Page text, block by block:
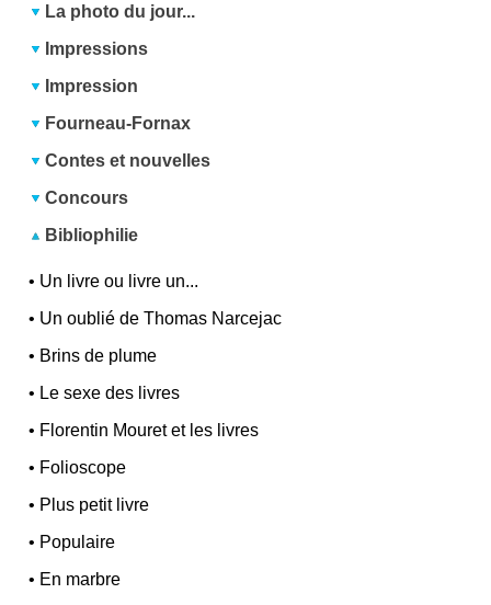
La photo du jour...
Impressions
Impression
Fourneau-Fornax
Contes et nouvelles
Concours
Bibliophilie
• Un livre ou livre un...
• Un oublié de Thomas Narcejac
• Brins de plume
• Le sexe des livres
• Florentin Mouret et les livres
• Folioscope
• Plus petit livre
• Populaire
• En marbre